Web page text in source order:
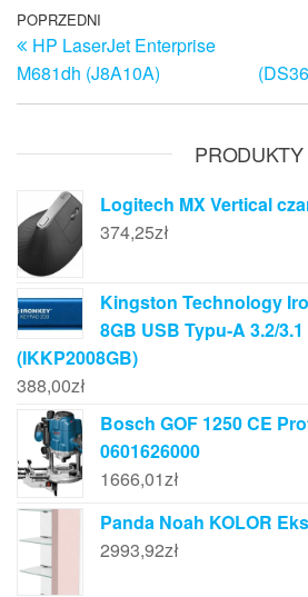
Nawigacja
wpisu
Poprzedni
wpis
POPRZEDNI
HP LaserJet Enterprise
M681dh (J8A10A)
PRODUKTY
Logitech MX Vertical
374,25zł
Kingston Technology
8GB USB Typu-A 3.2/
(IKKP2008GB)
388,00zł
Bosch GOF 1250 CE
0601626000
1666,01zł
Panda Noah KOLOR
2993,92zł